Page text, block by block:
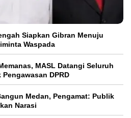
Siapkan Gibran Menuju
Waspada
MASL Datangi Seluruh
DPRD
Medan, Pengamat: Publik
Narasi